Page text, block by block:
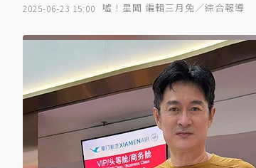
2025-06-23 15:00 噓！星聞 編輯三月兔／綜合報導